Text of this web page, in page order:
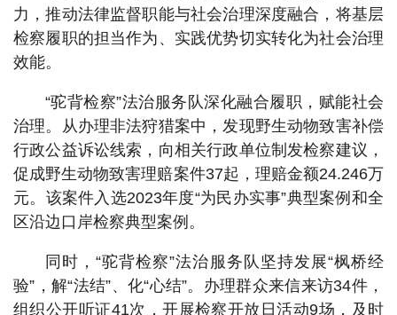
力，推动法律监督职能与社会治理深度融合，将基层
检察履职的担当作为、实践优势切实转化为社会治理
效能。
“驼背检察”法治服务队深化融合履职，赋能社会
治理。从办理非法狩猎案中，发现野生动物致害补偿
行政公益诉讼线索，向相关行政单位制发检察建议，
促成野生动物致害理赔案件37起，理赔金额24.246万
元。该案件入选2023年度“为民办实事”典型案例和全
区沿边口岸检察典型案例。
同时，“驼背检察”法治服务队坚持发展“枫桥经
验”，解“法结”、化“心结”。办理群众来信来访34件，
组织公开听证41次，开展检察开放日活动9场，及时